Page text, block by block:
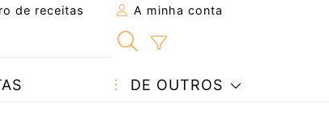
de receitas A minha conta
DE OUTROS